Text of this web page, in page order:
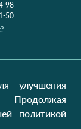
98
50
43000
улучшения
Продолжая
политикой